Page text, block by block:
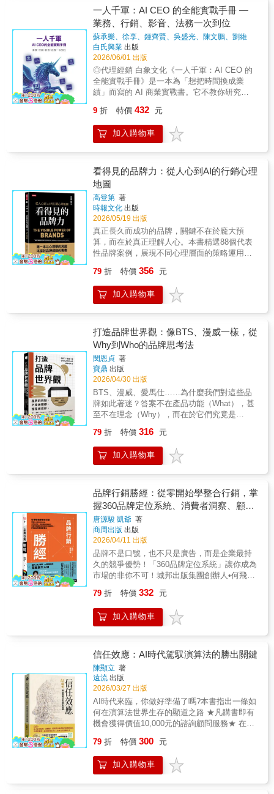
職業形象的客戶，他們頓時間失去人生意義，
失去消費特定產品或服務的動力。當這群消費
者重新尋找人生意義時，全新的行銷戰術要協
助他們重拾信心，參與決策，並找回自主性。
你要是不了解這些轉變，不了解全新的消費行
為，你的行銷戰術就會落伍。無論你是行銷
長、小型企業主，或是創作者，因應現代史上
最重大的客戶行為和心理演變，作者協助你重
回人性最根本的面向，在AI時代超越對手，贏
得客戶。
構採用，並且大獲成功。◢◤為你的宏圖大
志，養成提高勝率的工作習慣◢◤★ 2天10步
驟，用有架構的方法做重要的事，讓點子迅速
落地成熱賣商品以十個核心課題為主軸，逐步
拆解新產品與新事業最容易犯下的錯誤，幫助
讀者快速找對方向、快速驗證假設，每一步驟
都提供清楚的方法與實用工具，讓好點子不再
只是靈光一閃，而是可以被系統化實踐的流
刺。Step 2∣顧客：找出你的顧客＆你能為他們
勢，打造別人提供不了的解決方案。Step 4∣競
爭：這個步驟太過基本，以至於經常被跳過；
或天真地以為自己的產品一定會勝出。Step 5∣
差異化：最理想的差異點，既要對顧客非常有
價值，你也要能獨家提供。Step 6∣原則：若缺
乏決策原則，當自尊與話術占了上風，就必須
重頭摸索方向。Step 7∣選項：除了最初的點
子，還要想出其他的可能性。Step 8∣鏡頭：選
定某個方法之前，先切換至不同的鏡頭，刻意
尋找衝突的意見。Step 9∣假設：在你證實之
前，一切只是假設。Step 10∣實驗：以迷你迴圈
的形式做實驗，直到找出人們喜歡的解決方
案。
換」，但隨著Google AI摘要與ChatGPT等AI工
具崛起，搜尋引擎已轉變為直接給結論的「答
案引擎」。數據顯示，全球點擊量衰退兩、三
成。 搜尋秩序徹底改寫！當顧客不再點進網
站，傳統行銷的「點擊成長」邏輯已不適用，
引爆行銷人深層焦慮：如果不進入AI的答案，
品牌等於徹底消失？ 沒流量也能有高業績，讓
AI成為你的金牌業務員！ 身為全球權威SEO工
具品牌「Ahrefs」的指定合作夥伴，本書作者
Harris以嚴謹的數據分析與前瞻的戰略思維著
整逾十年協助上千家企業客戶的豐富經驗，撰
寫出版界第一本系統化論述數位搜尋優化的實
戰專書。 他指出，雖然AI讓導流減少，但很大
率）與品牌驗證（信賴度）。本書將透過系統
化的SEO（搜尋引擎優化）、AEO（答案引擎
優化）到GEO（生成式引擎優化），布局全域
搜尋優化的技巧，讓品牌在零點擊時代，依然
是消費者心中的首選。 【後AI時代精準行銷的
必要概念】 Q：為什麼SEO仍是GEO的基石？
A：AI生成答案時會採用RAG（檢索增強生
成）機制，即時掃描搜尋結果。網站如不能穩
著降低。 Q：如何讓品牌被AI辨識為一個實
體？ A：品牌名稱需具備獨特性，在官網、社
群、媒體報導中維持一致的品牌足跡，才能讓
AI建立穩定的信用輪廓。 Q：AI偏好引用什麼
樣的文章段落？ A：AI以「語意區塊」來讀
取。內容要具備語意獨立性，AI即使不看上下
文也能理解並採用該段落。 【全域搜尋優化的
實戰邏輯與工具】 本書拆解搜尋情境的框架，
並提供實用的GEO優化路徑： ・網站架構優
化：導入Schema結構化資料，確保內容資產可
被AI理解。 ・內容E-E-A-T升級：打造風險最
低、信任最高的事實基準內容。 ・SERPO策
略：不只優化官網，更布局第三方媒體，包圍
AI的資料來源。 ・GEO追蹤工具：善用
WorkDuo監控品牌提及率與引用率。 這本書不
是教你如何使用AI，而是教你如何贏得AI演算
法，強固品牌。 無論深受流量消失而焦慮的行
銷與廣告人、力求在碎片化平台中脫穎而出的
周振驊Ryan 燒賣研究所共同創辦人 邱煜庭 集
客式行銷專家 邱韜誠Frank 資深SEO專業顧問
謝依如Ruby MMdc關鍵數位行銷創辦人 （依姓
氏筆畫排序）
一人千軍：AI CEO 的全能實戰手冊 —
業務、行銷、影音、法務一次到位
蘇承樂、徐享、鍾齊賢、吳盛光、陳文鵬、劉維
立、曾智揚、楊白全
白氏興業 出版
2026/06/01 出版
◎代理經銷 白象文化《一人千軍：AI CEO 的
全能實戰手冊》是一本為「想把時間換成業
績」而寫的 AI 商業實戰書。它不教你研究
成本。三大效益一、直接提升成交效率，不再
卡在流程與人力從行銷內容產出、客戶開發、
簡報製作到跟進溝通，本書教你用 AI 建立可複
垮。二、全面降低人力與外包成本，放大單位
產出不需要先擴編、不必仰賴昂貴外包團隊，
一人即可完成行銷、業務、影音與基本法務需
求，用 AI 取代高頻、耗時、低附加價值工作，
讓小團隊也能擁有大團隊戰力。三、快速建立
可擴張的 AI 營運系統本書不是零散工具教學，
而是可模組化導入的實戰系統，能隨公司成長
逐步擴充，協助你從個人作戰，升級為可複
製、可放大的商業模式。這不是一本讀完才會
有感的書，而是邊看邊用、立刻見效的實戰指
證可行的 AI 應用流程完整拆解，讓讀者可以直
接複製使用。當市場競爭只留給行動最快的
人，《一人千軍》正是為想搶先一步成交的你
9 折 特價 432 元
加入購物車
看得見的品牌力：從人心到AI的行銷心理
地圖
高登第 著
時報文化 出版
2026/05/19 出版
真正長久而成功的品牌，關鍵不在於龐大預
算，而在於真正理解人心。本書精選88個代表
性品牌案例，展現不同心理層面的策略運用，
鍵，不在於你說了什麼，而在於他們感受到什
麼。 我們每天都在作選擇，卻不一定知道自己
的決定早已在品牌設計好的心理劇本中發生。
右著我們的行為與認同。 本書從心理學的角度
出發，拆解品牌與消費者之間的情感結構，解
析動機、感官、記憶、情緒、態度、認同、社
會影響、文化脈絡到AI共創等面向如何在選擇
與忠誠度上發揮作用。內容涵蓋品牌如何被消
費者記住、品牌語言如何設計才能打動消費
者、如何了解消費者的心理動機，以及破解消
費決策後的認知陷阱。 並且，在AI崛起的今
天，品牌溝通不再局限於「人對人」。AI正逐
漸成為品牌與消費者互動的重要參與者，能透
的品牌心理體驗。面對這個轉折點，行銷工作
者必須同時掌握科技與人性，才能在複雜的媒
介環境中建立信任與共鳴。 全書精選了高達88
華與平價、實體與數位，呈現品牌在不同心理
層面上的策略運用。國際案例如：Dyson、
Herm?s、Dove、SK-II、LV、日立家電、三
星、Deutsche Grammophon（DG）；台灣本
土案例如：五月天、黑松、桂冠湯圓、Zorin
Audio、微熱山丘、台灣雲豹自行車、北海鱈魚
香絲、再睡5分鐘；同時也納入新世代的品牌樣
貌，例如ChatGPT如何成為工作效能的得力助
化創造前所未有的品牌參與感，透過這些案
的選擇」。 本書用心理學拆解品牌與人心的互
動機制，結合實戰案例，教你理解感官刺激、
情感聯結、社群擴散與 AI 演算法等行銷策略。
讓品牌在這個感官過載與 AI 崛起的時代，用更
多方式創造被理解與被記住的可能性！│產官學
媒界一致強烈推薦│ 電通行銷傳播集團策略創
新長 邵懿文前匯豐銀行副總裁 陳景堯考試院副
院長 許舒翔經濟部政務次長 何晉滄國立中正大
學行銷與數位分析研究所教授 莊世杰時報文化
出版公司董事長 趙政岷
79 折 特價 356 元
加入購物車
打造品牌世界觀：像BTS、漫威一樣，從
Why到Who的品牌思考法
閔恩貞 著
寶鼎 出版
2026/04/30 出版
BTS、漫威、愛馬仕……為什麼我們對這些品
牌如此著迷？答案不在產品功能（What），甚
至不在理念（Why），而在於它們究竟是
「命運共同體」的終極商業思維 全球頂尖品牌
顧問、Interbrand CCO閔恩貞淬鍊30年操刀超
過600個頂尖品牌，顛峰集大成之作！ 在這個
徒」？為什麼我們會因為Nike熱血沸騰，在
Aēsop 的店裡流連忘返，甚至自願成為特斯拉
的傳教士？ 曾一手打造連鎖KANU咖啡、T.O.P
咖啡，並主導2018平昌冬奧、三星、現代汽車
等國家級與世界級品牌專案，全球頂尖品牌顧
問、Interbrand CCO閔恩貞提出關鍵洞見：真
正強大的品牌，都是「世界觀的創造者」。品
牌思維的典範轉移：從賣產品（What）到賣人
設（Who） 過去，行銷人談論「黃金圈法
則」，但在社群時代，這還不夠。作者閔恩貞
牌視為一個有血有肉、擁有獨特世界觀的「人
格體」。 成功的品牌不只是「賣東西」，而是
創造一個獨特的視角，定義問題並邀請消費者
飽和市場中生存的唯一解方。30年實戰心法，
揭開頂尖品牌的「圈粉」底層邏輯 本書不談空
泛的理論，作者從經手超過600個品牌專案的實
戰經驗中，提煉出「品牌世界觀建構法則」。
從如何像BTS（防彈少年團）一樣傳遞真誠訊
息，到如何像世界級戶外品牌Patagonia一樣堅
持環境保護的哲學，書中透過豐富的案例，一
何從「產品思維」進化為「世界觀思維」․如何
打造具有魅力的品牌人格（Who）․如何讓顧客
成為粉絲，進而成為「共同體」․如何建立無法
被複製的品牌護城河 這不只是一本品牌書，而
79 折 特價 316 元
加入購物車
品牌行銷勝經：從零開始學整合行銷，掌
握360品牌定位系統、消費者洞察、顧客
體驗旅程設計、年度行銷檔期企劃到差異
化關鍵訊息，打造品牌價值影響力
唐源駿 凱爺 著
商周出版 出版
2026/04/11 出版
品牌不是口號，也不只是廣告，而是企業最持
久的競爭優勢！「360品牌定位系統」讓你成為
市場的非你不可！城邦出版集團創辦人•何飛鵬
楊倩琳跨界好評強推！★首度公開！一支千萬
流量影片的祕密全台唯一！創造2個200萬頻道
的Youtuber Andy老師│王崇睿 專文推薦 在人
市場上留下名字的人，必須面對的核心課題。
本書不是教你怎麼包裝自己，而是帶你回到更
根本的問題：你的價值是什麼？市場為什麼非
你不可？ 作者以超過十五年的第一線實戰經
驗，橫跨新創品牌、臺灣中小企業到跨國集團
顧問現場，淬鍊出一套可被理解、可被執行、
也可被傳承的「360 品牌定位系統」，幫助品
牌主理人不再憑感覺決策，而是建立共同語
言，讓團隊能對齊方向、持續前進。 書中從
最終陷入價格競爭、溝通失焦與內部失速；同
時提出全新 STP視角，從「生命階段×情境」
重新理解消費者需求，讓品牌不再對著錯的人
79 折 特價 332 元
加入購物車
信任效應：AI時代駕馭演算法的勝出關鍵
陳顯立 著
遠流 出版
2026/03/27 出版
AI時代來臨，你做好準備了嗎?本書指出一條如
何在演算法世界生存的顯道之路 ★凡購書即有
機會獲得價值10,000元的諮詢顧問服務★ 在AI
的稀缺品，也是人類在演算法統治的世界
中， 最後、最強
大的護城河 AI浪潮席捲而來，我們正處於一個
79 折 特價 300 元
加入購物車